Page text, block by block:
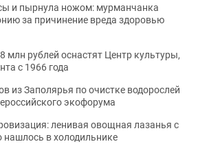
и пырнула ножом: мурманчанка
за причинение вреда здоровью
млн рублей оснастят Центр культуры,
с 1966 года
из Заполярья по очистке водорослей
экофорума
ленивая овощная лазанья с
нашлось в холодильнике